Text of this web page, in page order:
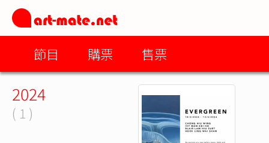
節目 購票 售票
2024
( 1 )